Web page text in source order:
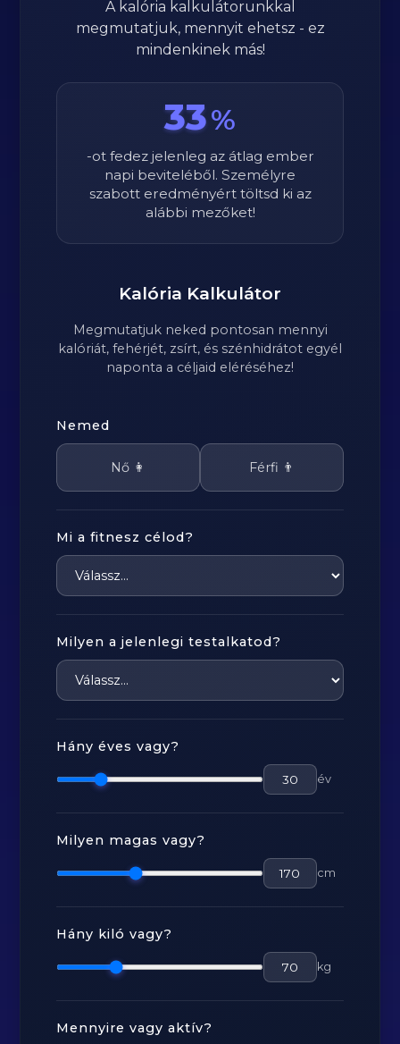
A kalória kalkulátorunkkal
megmutatjuk, mennyit ehetsz - ez
mindenkinek más!
33%
-ot fedez jelenleg az átlag ember
napi beviteléből. Személyre
szabott eredményért töltsd ki az
alábbi mezőket!
Kalória Kalkulátor
Megmutatjuk neked pontosan mennyi
kalóriát, fehérjét, zsírt, és szénhidrátot egyél
naponta a céljaid eléréséhez!
Nemed
Nő 👩 Férfi 👨
Mi a fitnesz célod?
Milyen a jelenlegi testalkatod?
Hány éves vagy?
év
Milyen magas vagy?
cm
Hány kiló vagy?
kg
Mennyire vagy aktív?